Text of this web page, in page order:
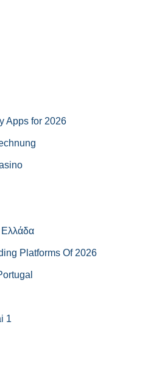
Apps for 2026
Ελλάδα
Platforms Of 2026
1